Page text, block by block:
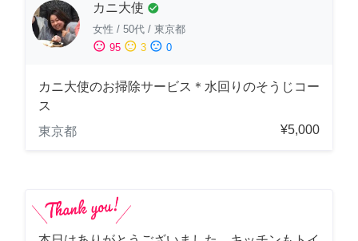
カニ大使 check_circle
女性 / 50代 / 東京都
sentiment_satisfied 95 sentiment_neutral 3 sentiment_dissatisfied 0
カニ大使のお掃除サービス＊水回りのそうじコー
ス
東京都
¥5,000